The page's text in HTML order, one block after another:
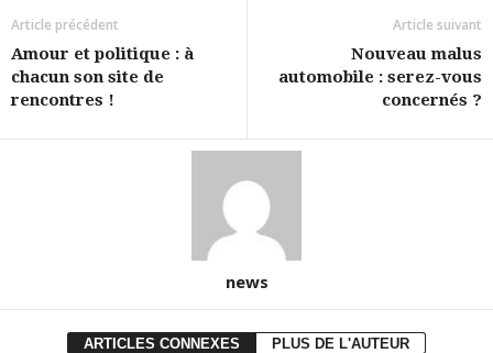
Article précédent
Amour et politique : à
chacun son site de
rencontres !
Article suivant
Nouveau malus
automobile : serez-vous
concernés ?
news
ARTICLES CONNEXES PLUS DE L'AUTEUR